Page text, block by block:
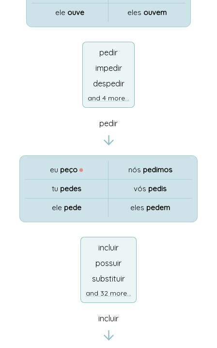
ele ouve eles ouvem
pedir
impedir
despedir
and 4 more...
pedir
eu peço ●
tu pedes
ele pede
nós pedimos
vós pedis
eles pedem
incluir
possuir
substituir
and 32 more...
incluir